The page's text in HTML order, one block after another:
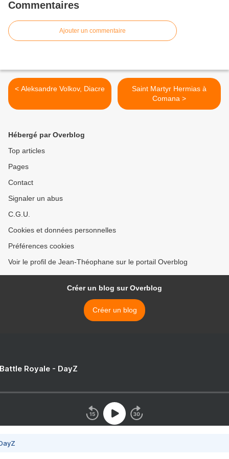
Commentaires
Ajouter un commentaire
< Aleksandre Volkov, Diacre
Saint Martyr Hermias à
Comana >
Hébergé par Overblog
Top articles
Pages
Contact
Signaler un abus
C.G.U.
Cookies et données personnelles
Préférences cookies
Voir le profil de Jean-Théophane sur le portail Overblog
Créer un blog sur Overblog
Créer un blog
Royale - DayZ